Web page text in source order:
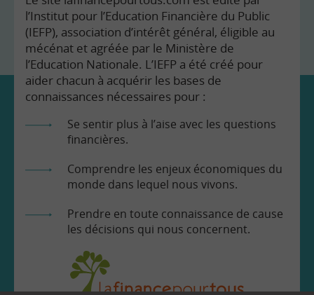
l’Institut pour l’Education Financière du Public
(IEFP), association d’intérêt général, éligible au
mécénat et agréée par le Ministère de
l’Education Nationale. L’IEFP a été créé pour
aider chacun à acquérir les bases de
connaissances nécessaires pour :
Se sentir plus à l’aise avec les questions
financières.
Comprendre les enjeux économiques du
monde dans lequel nous vivons.
Prendre en toute connaissance de cause
les décisions qui nous concernent.